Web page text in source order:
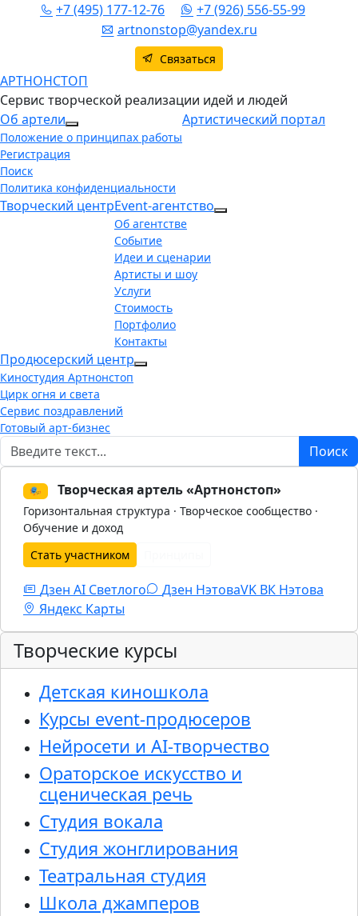
+7 (495) 177-12-76
+7 (926) 556-55-99
artnonstop@yandex.ru
Связаться
АРТНОНСТОП
Сервис творческой реализации идей и людей
Об артели
More about: Об артели
Положение о принципах работы
Регистрация
Поиск
Политика конфиденциальности
Артистический портал
Творческий центрEvent-агентство
Об агентстве
Событие
Идеи и сценарии
Артисты и шоу
Услуги
Стоимость
Портфолио
Контакты
Продюсерский центр
Киностудия Артнонстоп
Цирк огня и света
Сервис поздравлений
Готовый арт-бизнес
Поиск Поиск
🎭 Творческая артель «Артнонстоп»
Горизонтальная структура · Творческое сообщество ·
Обучение и доход
Стать участником
Дзен AI Светлого Дзен НэтоваVK ВК Нэтова
Яндекс Карты
Творческие курсы
Детская киношкола
Курсы event-продюсеров
Нейросети и AI-творчество
Ораторское искусство и
сценическая речь
Студия вокала
Студия жонглирования
Театральная студия
Школа джамперов